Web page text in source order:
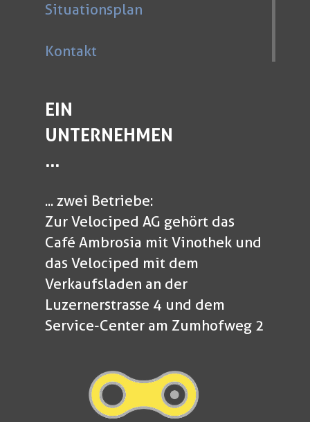
Situationsplan
Kontakt
EIN
UNTERNEHMEN
...
... zwei Betriebe:
Zur Velociped AG gehört das
Café Ambrosia mit Vinothek und
das Velociped mit dem
Verkaufsladen an der
Luzernerstrasse 4 und dem
Service-Center am Zumhofweg 2